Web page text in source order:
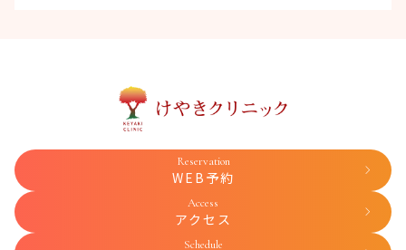
Reservation
WEB予約
Access
アクセス
Schedule